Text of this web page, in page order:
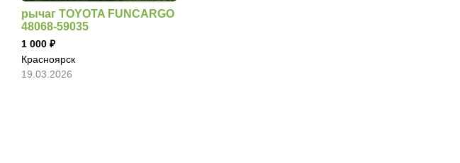
рычаг TOYOTA FUNCARGO
48068-59035
1 000
Красноярск
19.03.2026